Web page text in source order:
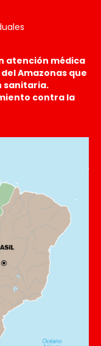
atención médica
Amazonas que
sanitaria.
contra la